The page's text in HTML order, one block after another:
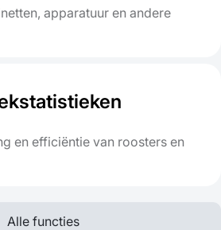
apparatuur en andere
en efficiëntie van roosters en
Alle functies